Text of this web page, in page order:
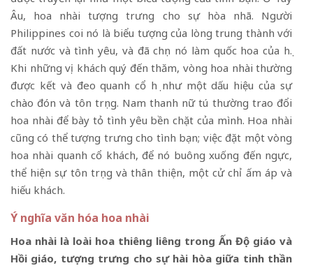
Âu, hoa nhài tượng trưng cho sự hòa nhã. Người
Philippines coi nó là biểu tượng của lòng trung thành với
đất nước và tình yêu, và đã chọn nó làm quốc hoa của họ.
Khi những vị khách quý đến thăm, vòng hoa nhài thường
được kết và đeo quanh cổ họ như một dấu hiệu của sự
chào đón và tôn trọng. Nam thanh nữ tú thường trao đổi
hoa nhài để bày tỏ tình yêu bền chặt của mình. Hoa nhài
cũng có thể tượng trưng cho tình bạn; việc đặt một vòng
hoa nhài quanh cổ khách, để nó buông xuống đến ngực,
thể hiện sự tôn trọng và thân thiện, một cử chỉ ấm áp và
hiếu khách.
Ý nghĩa văn hóa hoa nhài
Hoa nhài là loài hoa thiêng liêng trong Ấn Độ giáo và
Hồi giáo, tượng trưng cho sự hài hòa giữa tinh thần